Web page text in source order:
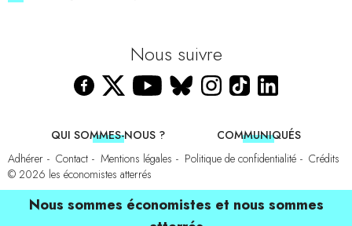
Nous suivre
QUI SOMMES-NOUS ?
COMMUNIQUÉS
Adhérer
Contact Mentions légales Politique de confidentialité
Crédits
© 2026 les économistes atterrés
Nous sommes économistes et nous sommes